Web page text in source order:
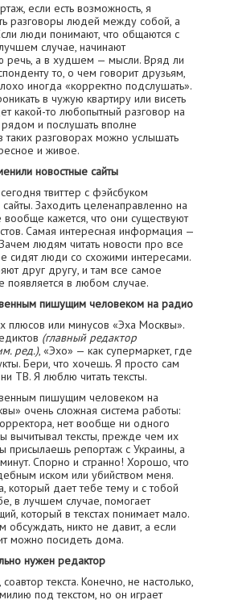
если есть возможность, я
разговоры людей между собой, а
люди понимают, что общаются с
случае, начинают
речь, а в худшем — мысли. Вряд ли
то, о чем говорит друзьям,
иногда «корректно подслушать».
в чужую квартиру или висеть
какой-то любопытный разговор на
и послушать вполне
разговорах можно услышать
и живое.
новостные сайты
твиттер с фэйсбуком
Заходить целенаправленно на
вообще кажется, что они существуют
Самая интересная информация —
людям читать новости про все
сидят люди со схожими интересами.
друг другу, и там все самое
появляется в любом случае.
пишущим человеком на радио
плюсов или минусов «Эха Москвы».
(главный редактор
ред.), «Эхо» — как супермаркет, где
Бери, что хочешь. Я просто сам
ТВ. Я люблю читать тексты.
пишущим человеком на
очень сложная система работы:
нет вообще ни одного
вычитывал тексты, прежде чем их
присылаешь репортаж с Украины, а
Спорно и странно! Хорошо, что
иском или убийством меня.
который дает тебе тему и с тобой
в лучшем случае, помогает
который в текстах понимает мало.
обсуждать, никто не давит, а если
можно посидеть дома.
нужен редактор
текста. Конечно, не настолько,
под текстом, но он играет